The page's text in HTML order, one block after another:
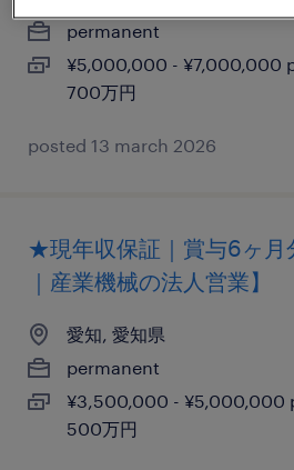
permanent
¥5,000,000 - ¥7,000,000
700万円
posted 13 march 2026
★現年収保証｜賞与6ヶ
｜産業機械の法人営業】
愛知, 愛知県
permanent
¥3,500,000 - ¥5,000,000
500万円